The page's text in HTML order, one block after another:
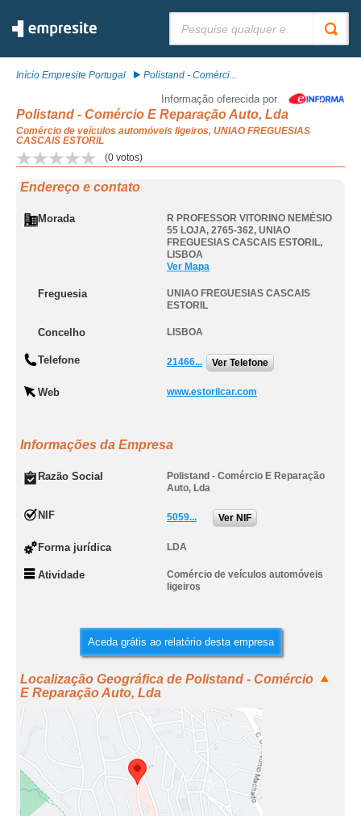
Início Empresite Portugal Polistand - Comérci...
Informação oferecida por
Polistand - Comércio E Reparação Auto, Lda
Comércio de veículos automóveis ligeiros, UNIAO FREGUESIAS
CASCAIS ESTORIL
(0 votos)
Endereço e contato
Morada
R PROFESSOR VITORINO NEMÉSIO
55 LOJA, 2765-362, UNIAO
FREGUESIAS CASCAIS ESTORIL,
LISBOA
Ver Mapa
Freguesia
UNIAO FREGUESIAS CASCAIS
ESTORIL
Concelho LISBOA
Telefone 21466... Ver Telefone
Web www.estorilcar.com
Informações da Empresa
Razão Social
Polistand - Comércio E Reparação
Auto, Lda
NIF 5059... Ver NIF
Forma jurídica LDA
Atividade
Comércio de veículos automóveis
ligeiros
Aceda grátis ao relatório desta empresa
Localização Geográfica de Polistand - Comércio
E Reparação Auto, Lda